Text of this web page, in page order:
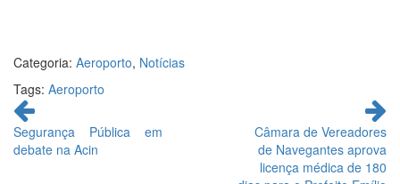
Categoria: Aeroporto, Notícias
Tags: Aeroporto
Continue
lendo
Segurança Pública em
debate na Acin
Câmara de Vereadores
de Navegantes aprova
licença médica de 180